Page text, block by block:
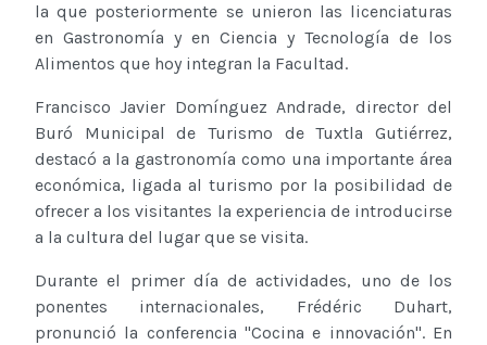
la que posteriormente se unieron las licenciaturas
en Gastronomía y en Ciencia y Tecnología de los
Alimentos que hoy integran la Facultad.
Francisco Javier Domínguez Andrade, director del
Buró Municipal de Turismo de Tuxtla Gutiérrez,
destacó a la gastronomía como una importante área
económica, ligada al turismo por la posibilidad de
ofrecer a los visitantes la experiencia de introducirse
a la cultura del lugar que se visita.
Durante el primer día de actividades, uno de los
ponentes internacionales, Frédéric Duhart,
pronunció la conferencia "Cocina e innovación". En